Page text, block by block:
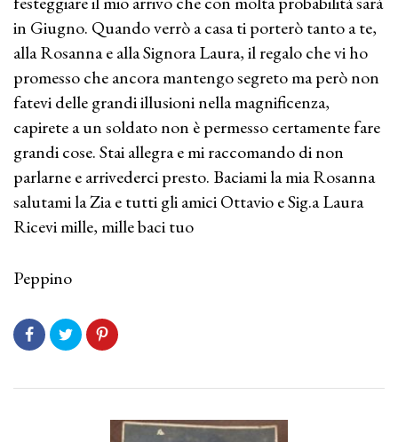
in Giugno. Quando verrò a casa ti porterò tanto a te,
alla Rosanna e alla Signora Laura, il regalo che vi ho
promesso che ancora mantengo segreto ma però non
fatevi delle grandi illusioni nella magnificenza,
capirete a un soldato non è permesso certamente fare
grandi cose. Stai allegra e mi raccomando di non
parlarne e arrivederci presto. Baciami la mia Rosanna
salutami la Zia e tutti gli amici Ottavio e Sig.a Laura
Ricevi mille, mille baci tuo
Peppino